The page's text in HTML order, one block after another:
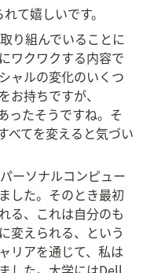
て嬉しいです。
り組んでいることに
ワクワクする内容で
ャルの変化のいくつ
お持ちですが、
ったそうですね。そ
べてを変えると気づい
ーソナルコンピュー
した。そのとき最初
る、これは自分のも
変えられる、という
リアを通じて、私は